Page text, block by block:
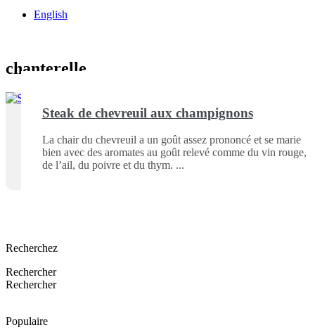
English
chanterelle
Steak de chevreuil aux champignons
La chair du chevreuil a un goût assez prononcé et se marie
bien avec des aromates au goût relevé comme du vin rouge,
de l’ail, du poivre et du thym.
Recherchez
Rechercher
Rechercher
Populaire